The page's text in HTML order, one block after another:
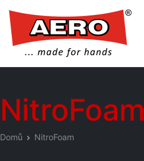
Aero-gloves.com
NitroFoam
Domů NitroFoam